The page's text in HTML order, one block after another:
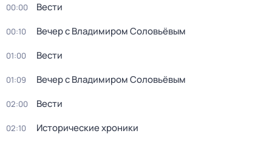
00:00 Вести
00:10 Вечер с Владимиром Соловьёвым
01:00 Вести
01:09 Вечер с Владимиром Соловьёвым
02:00 Вести
02:10 Исторические хроники